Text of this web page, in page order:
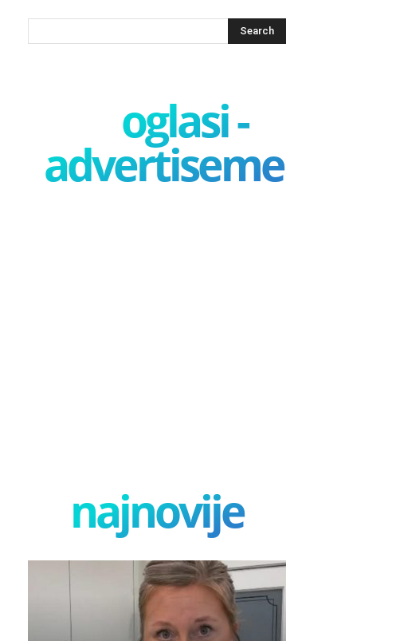
oglasi -
advertisement
najnovije